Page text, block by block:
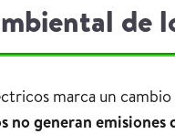
de
marca un
no generan